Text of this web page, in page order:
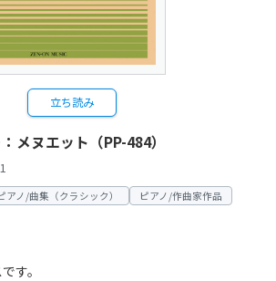
立ち読み
メヌエット（PP-484）
アノ/曲集（クラシック） ピアノ/作曲家作品
す。